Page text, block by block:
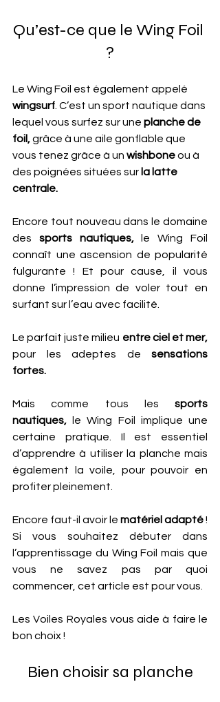
Qu’est-ce que le Wing Foil
?
Le Wing Foil est également appelé
wingsurf . C’est un sport nautique dans
lequel vous surfez sur une planche de
foil, grâce à une aile gonflable que
vous tenez grâce à un wishbone ou à
des poignées situées sur la latte
centrale.
Encore tout nouveau dans le domaine
des sports nautiques, le Wing Foil
connaît une ascension de popularité
fulgurante ! Et pour cause, il vous
donne l’impression de voler tout en
surfant sur l’eau avec facilité.
Le parfait juste milieu entre ciel et mer,
pour les adeptes de sensations
fortes.
Mais comme tous les sports
nautiques, le Wing Foil implique une
certaine pratique. Il est essentiel
d’apprendre à utiliser la planche mais
également la voile, pour pouvoir en
profiter pleinement.
Encore faut-il avoir le matériel adapté !
Si vous souhaitez débuter dans
l’apprentissage du Wing Foil mais que
vous ne savez pas par quoi
commencer, cet article est pour vous.
Les Voiles Royales vous aide à faire le
bon choix !
Bien choisir sa planche